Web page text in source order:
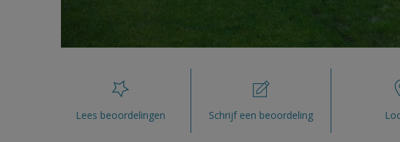
Lees beoordelingen Schrijf een beoordeling